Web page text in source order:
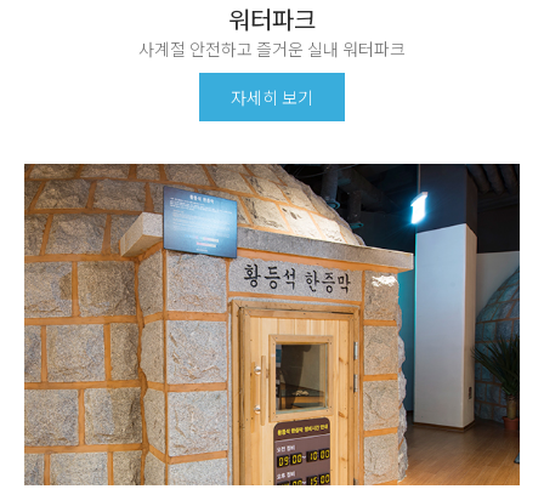
워터파크
사계절 안전하고 즐거운 실내 워터파크
자세히 보기